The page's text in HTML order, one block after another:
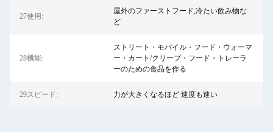
27使用:
屋外のファーストフード,冷たい飲み物な
ど
28機能:
ストリート・モバイル・フード・ウォーマ
ー・カート/クリープ・フード・トレーラ
ーのための食品を作る
29スピード: 力が大きくなるほど 速度も速い